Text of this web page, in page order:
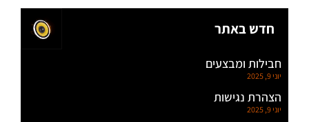
חדש באתר
חבילות ומבצעים
יוני 9, 2025
הצהרת נגישות
יוני 9, 2025